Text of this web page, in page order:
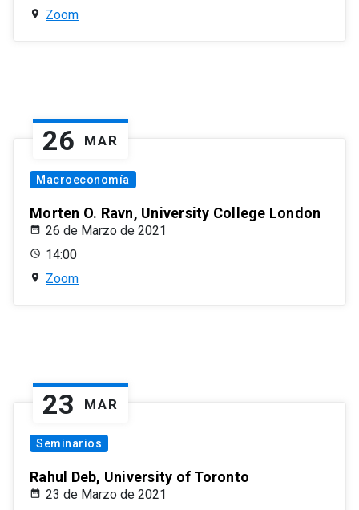
Zoom
26 MAR
Macroeconomía
Morten O. Ravn, University College London
26 de Marzo de 2021
14:00
Zoom
23 MAR
Seminarios
Rahul Deb, University of Toronto
23 de Marzo de 2021